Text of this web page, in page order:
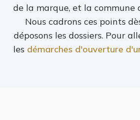
de la marque, et la commune
Nous cadrons ces points
déposons les dossiers. Pour
les démarches d'ouverture